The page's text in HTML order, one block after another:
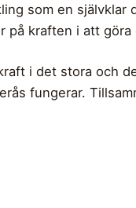
som en självklar
på kraften i att göra
i det stora och
fungerar.